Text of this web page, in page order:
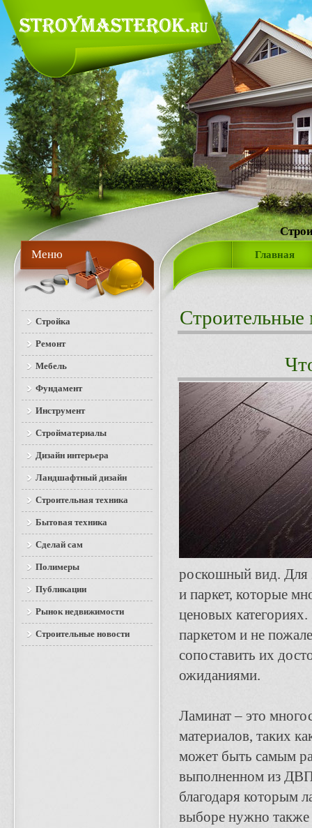
Главная
Строительные
роскошный вид. Для
и паркет, которые
ценовых
паркетом и не
сопоставить их
ожиданиями.
Ламинат – это
материалов, таких
может быть самым
выполненном из
благодаря которым
выборе нужно также
Меню
Стройка
Ремонт
Мебель
Фундамент
Инструмент
Стройматериалы
Дизайн интерьера
Ландшафтный дизайн
Строительная техника
Бытовая техника
Сделай сам
Полимеры
Публикации
Рынок недвижимости
Строительные новости